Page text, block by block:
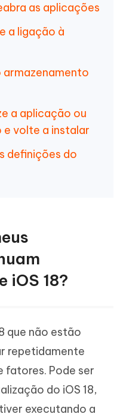
as aplicações
a ligação à
armazenamento
a aplicação ou
e volte a instalar
definições do
iOS 18?
que não estão
repetidamente
fatores. Pode ser
do iOS 18,
executando a